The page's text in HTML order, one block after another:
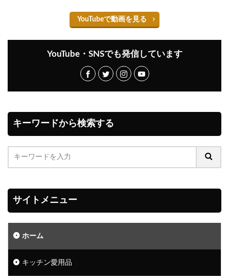
YouTubeで動画を見る
YouTube・SNSでも発信しています
キーワードから検索する
サイトメニュー
ホーム
キッチン愛用品